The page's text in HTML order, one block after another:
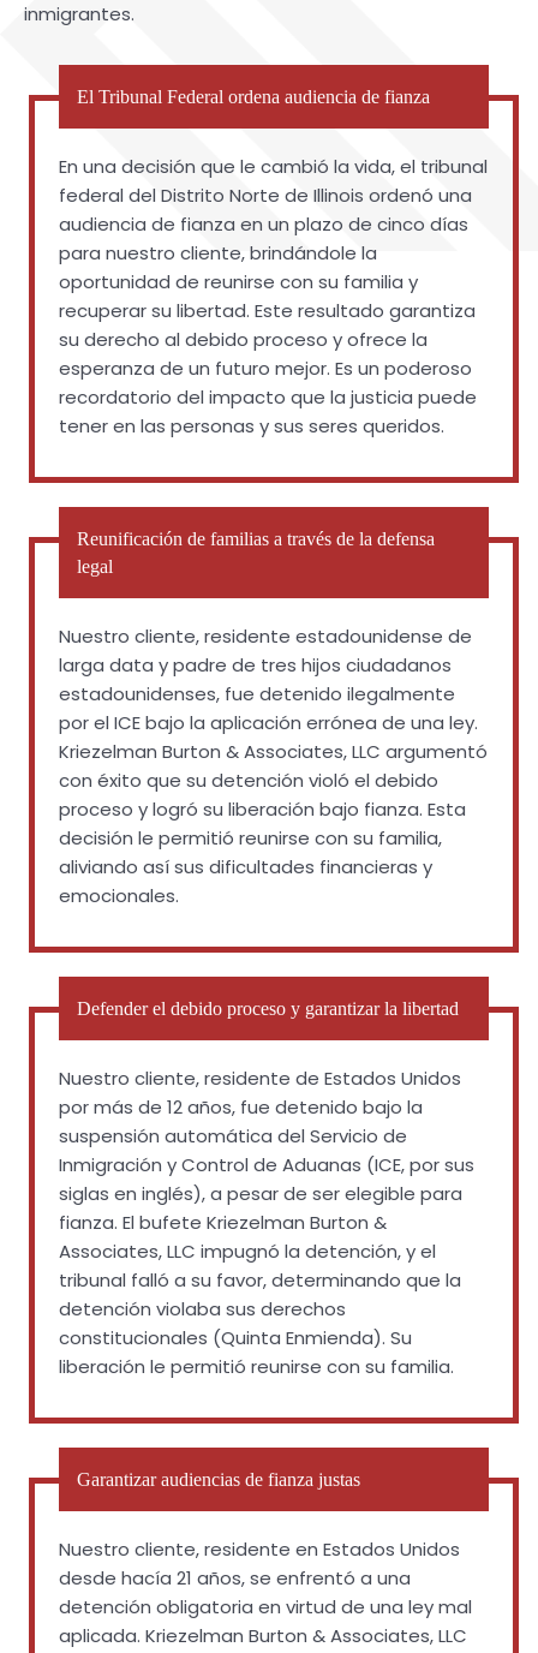
inmigrantes.
El Tribunal Federal ordena audiencia de fianza
En una decisión que le cambió la vida, el tribunal
federal del Distrito Norte de Illinois ordenó una
audiencia de fianza en un plazo de cinco días
para nuestro cliente, brindándole la
oportunidad de reunirse con su familia y
recuperar su libertad. Este resultado garantiza
su derecho al debido proceso y ofrece la
esperanza de un futuro mejor. Es un poderoso
recordatorio del impacto que la justicia puede
tener en las personas y sus seres queridos.
Reunificación de familias a través de la defensa
legal
Nuestro cliente, residente estadounidense de
larga data y padre de tres hijos ciudadanos
estadounidenses, fue detenido ilegalmente
por el ICE bajo la aplicación errónea de una ley.
Kriezelman Burton & Associates, LLC argumentó
con éxito que su detención violó el debido
proceso y logró su liberación bajo fianza. Esta
decisión le permitió reunirse con su familia,
aliviando así sus dificultades financieras y
emocionales.
Defender el debido proceso y garantizar la libertad
Nuestro cliente, residente de Estados Unidos
por más de 12 años, fue detenido bajo la
suspensión automática del Servicio de
Inmigración y Control de Aduanas (ICE, por sus
siglas en inglés), a pesar de ser elegible para
fianza. El bufete Kriezelman Burton &
Associates, LLC impugnó la detención, y el
tribunal falló a su favor, determinando que la
detención violaba sus derechos
constitucionales (Quinta Enmienda). Su
liberación le permitió reunirse con su familia.
Garantizar audiencias de fianza justas
Nuestro cliente, residente en Estados Unidos
desde hacía 21 años, se enfrentó a una
detención obligatoria en virtud de una ley mal
aplicada. Kriezelman Burton & Associates, LLC